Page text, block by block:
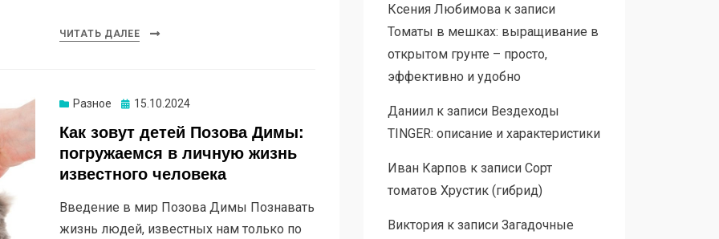
ЧИТАТЬ ДАЛЕЕ
Разное Опубликовано
15.10.2024
Как зовут детей Позова Димы:
погружаемся в личную жизнь
известного человека
Введение в мир Позова Димы Познавать
жизнь людей, известных нам только по
Ксения Любимовак записи
Томаты в мешках: выращивание в
открытом грунте – просто,
эффективно и удобно
Даниилк записи Вездеходы
TINGER: описание и характеристики
Иван Карпов к записи Сорт
томатов Хрустик (гибрид)
Викторияк записи Загадочные